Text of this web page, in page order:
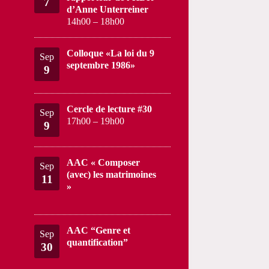
d’Anne Unterreiner
14h00 – 18h00
Sep
9
Colloque «La loi du 9
septembre 1986»
Sep
9
Cercle de lecture #30
17h00 – 19h00
Sep
11
AAC « Composer
(avec) les matrimoines
»
Sep
30
AAC “Genre et
quantification”